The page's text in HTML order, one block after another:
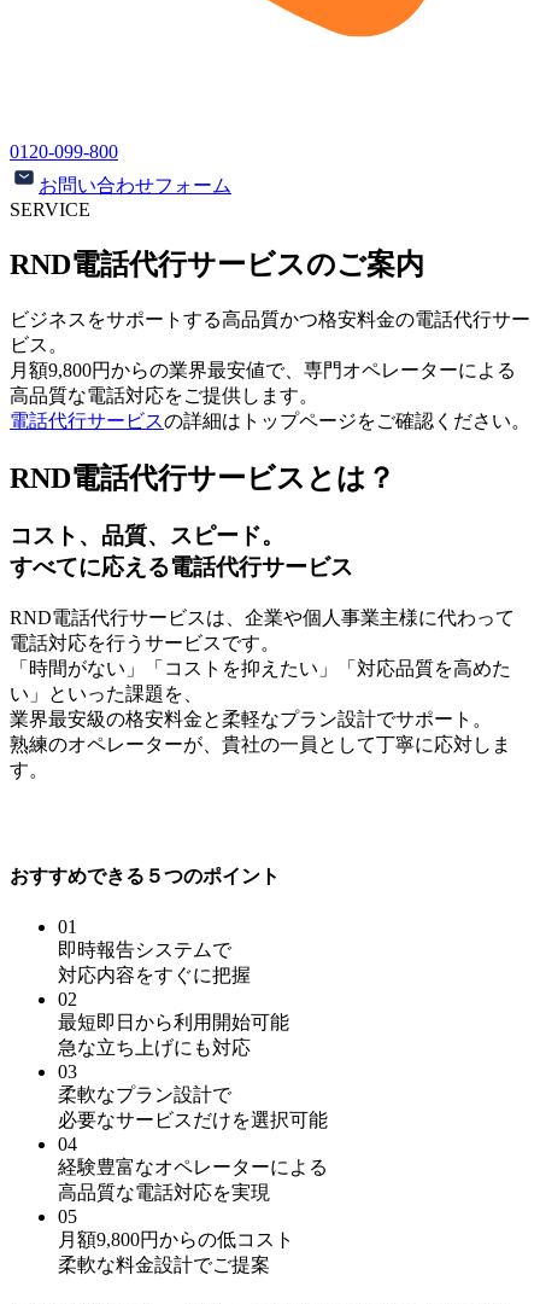
0120-099-800
お問い合わせフォーム
SERVICE
RND電話代行サービスのご案内
ビジネスをサポートする高品質かつ格安料金の電話代行サー
ビス。
月額9,800円からの業界最安値で、専門オペレーターによる
高品質な電話対応をご提供します。
電話代行サービスの詳細はトップページをご確認ください。
RND電話代行サービスとは？
コスト、品質、スピード。
すべてに応える電話代行サービス
RND電話代行サービスは、企業や個人事業主様に代わって
電話対応を行うサービスです。
「時間がない」「コストを抑えたい」「対応品質を高めた
い」といった課題を、
業界最安級の格安料金と柔軽なプラン設計でサポート。
熟練のオペレーターが、貴社の一員として丁寧に応対しま
す。
おすすめできる５つのポイント
01
即時報告システムで
対応内容をすぐに把握
02
最短即日から利用開始可能
急な立ち上げにも対応
03
柔軟なプラン設計で
必要なサービスだけを選択可能
04
経験豊富なオペレーターによる
高品質な電話対応を実現
05
月額9,800円からの低コスト
柔軟な料金設計でご提案